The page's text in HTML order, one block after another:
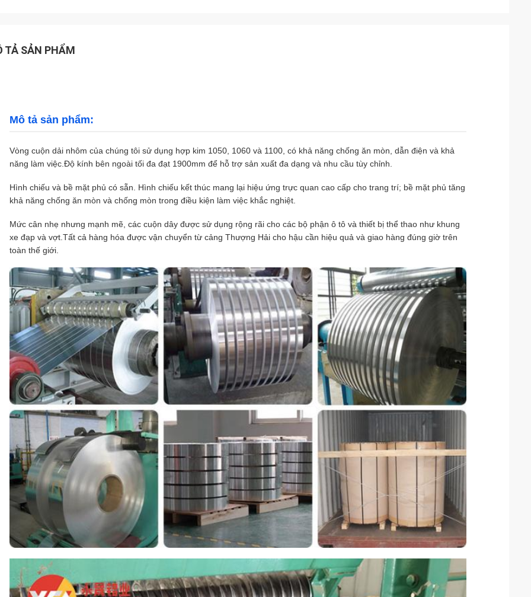
TẢ SẢN PHẨM
Mô tả sản phẩm:
Vòng cuộn dải nhôm của chúng tôi sử dụng hợp kim 1050, 1060 và 1100, có khả năng chống ăn mòn, dẫn điện và khả
năng làm việc.Độ kính bên ngoài tối đa đạt 1900mm để hỗ trợ sản xuất đa dạng và nhu cầu tùy chỉnh.
Hình chiếu và bề mặt phủ có sẵn. Hình chiếu kết thúc mang lại hiệu ứng trực quan cao cấp cho trang trí; bề mặt phủ tăng
khả năng chống ăn mòn và chống mòn trong điều kiện làm việc khắc nghiệt.
Mức cân nhẹ nhưng mạnh mẽ, các cuộn dây được sử dụng rộng rãi cho các bộ phận ô tô và thiết bị thể thao như khung
xe đạp và vợt.Tất cả hàng hóa được vận chuyển từ cảng Thượng Hải cho hậu cần hiệu quả và giao hàng đúng giờ trên
toàn thế giới.